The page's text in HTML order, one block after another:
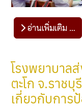
อ่านเพิ่มเติม …
โรงพยาบาล
ตะโก จ.ราชบุ
เกี่ยวกับการ